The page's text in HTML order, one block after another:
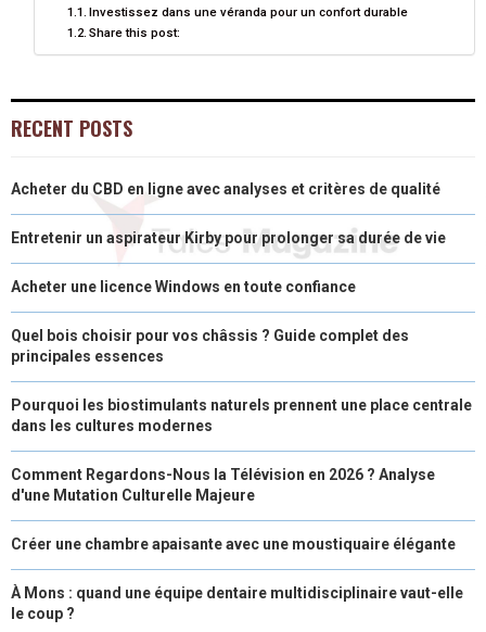
R
Investissez dans une véranda pour un confort durable
Share this post:
RECENT POSTS
Acheter du CBD en ligne avec analyses et critères de qualité
Entretenir un aspirateur Kirby pour prolonger sa durée de vie
Acheter une licence Windows en toute confiance
Quel bois choisir pour vos châssis ? Guide complet des
principales essences
Pourquoi les biostimulants naturels prennent une place centrale
dans les cultures modernes
Comment Regardons-Nous la Télévision en 2026 ? Analyse
d'une Mutation Culturelle Majeure
Créer une chambre apaisante avec une moustiquaire élégante
À Mons : quand une équipe dentaire multidisciplinaire vaut-elle
le coup ?